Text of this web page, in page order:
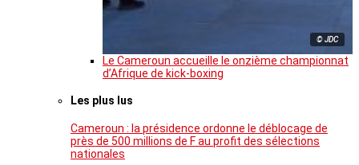
© JDC
Le Cameroun accueille le onzième championnat
d’Afrique de kick-boxing
Les plus lus
Cameroun : la présidence ordonne le déblocage de
près de 500 millions de F au profit des sélections
nationales